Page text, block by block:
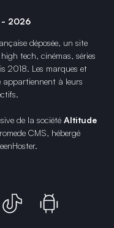
- 2026
déposée, un site
tech, cinémas, séries
2018. Les marques et
appartiennent à leurs
de la société Altitude
CMS, hébergé
.